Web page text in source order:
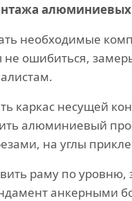
необходимые
не ошибиться,
каркас несущей
алюминиевый
на углы
раму по уровню,
анкерными